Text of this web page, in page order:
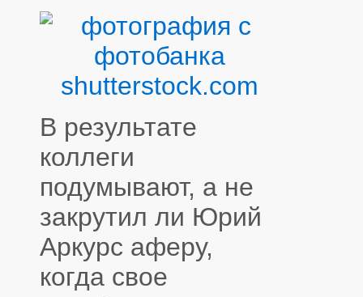
В результате
коллеги
подумывают, а не
закрутил ли Юрий
Аркурс аферу,
когда свое